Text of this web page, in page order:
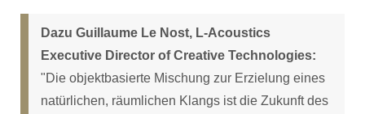
Dazu Guillaume Le Nost, L-Acoustics
Executive Director of Creative Technologies:
"Die objektbasierte Mischung zur Erzielung eines
natürlichen, räumlichen Klangs ist die Zukunft des